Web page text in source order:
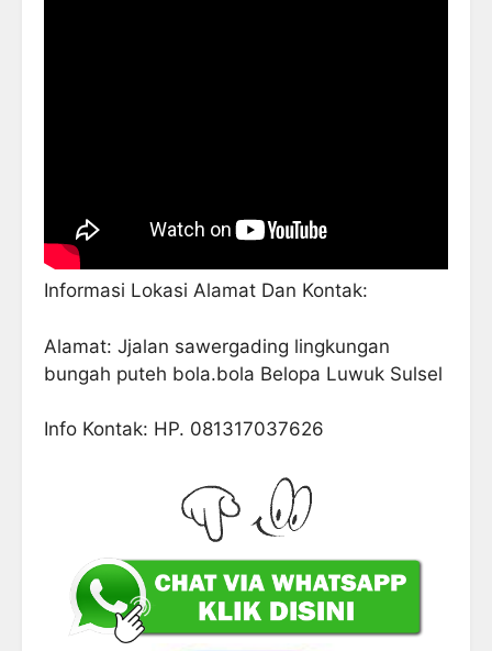
Informasi Lokasi Alamat Dan Kontak:
Alamat: Jjalan sawergading lingkungan
bungah puteh bola.bola Belopa Luwuk Sulsel
Info Kontak: HP. 081317037626